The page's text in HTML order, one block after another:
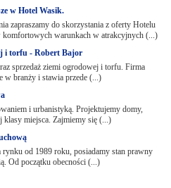
w Hotel Wasik.
zapraszamy do skorzystania z oferty Hotelu
warunkach w atrakcyjnych (...)
i torfu - Robert Bajor
sprzedaż ziemi ogrodowej i torfu. Firma
w branży i stawia przede (...)
i urbanistyką. Projektujemy domy,
klasy miejsca. Zajmiemy się (...)
od 1989 roku, posiadamy stan prawny
Od początku obecności (...)